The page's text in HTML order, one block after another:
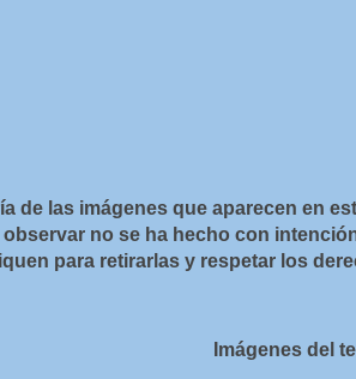
de las imágenes que aparecen en
observar no se ha hecho con
para retirarlas y respetar los
Imágenes del